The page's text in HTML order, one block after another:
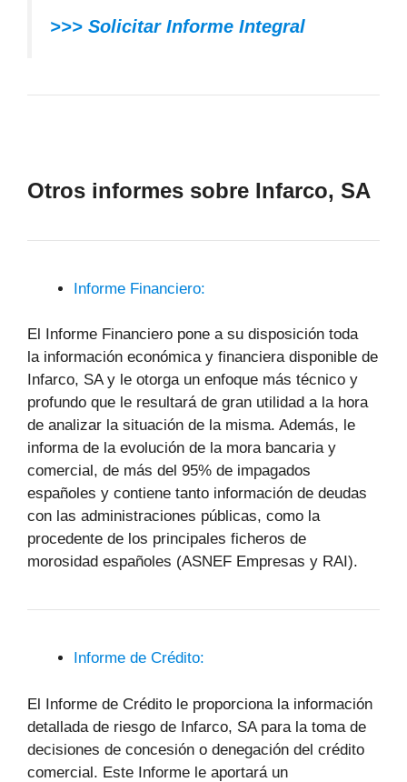
>>> Solicitar Informe Integral
Otros informes sobre Infarco, SA
Informe Financiero:
El Informe Financiero pone a su disposición toda
la información económica y financiera disponible de
Infarco, SA y le otorga un enfoque más técnico y
profundo que le resultará de gran utilidad a la hora
de analizar la situación de la misma. Además, le
informa de la evolución de la mora bancaria y
comercial, de más del 95% de impagados
españoles y contiene tanto información de deudas
con las administraciones públicas, como la
procedente de los principales ficheros de
morosidad españoles (ASNEF Empresas y RAI).
Informe de Crédito:
El Informe de Crédito le proporciona la información
detallada de riesgo de Infarco, SA para la toma de
decisiones de concesión o denegación del crédito
comercial. Este Informe le aportará un